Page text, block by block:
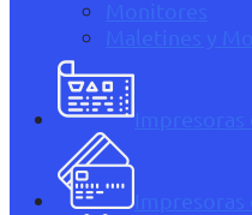
Monitores
Maletines y
Impresoras
Impresoras